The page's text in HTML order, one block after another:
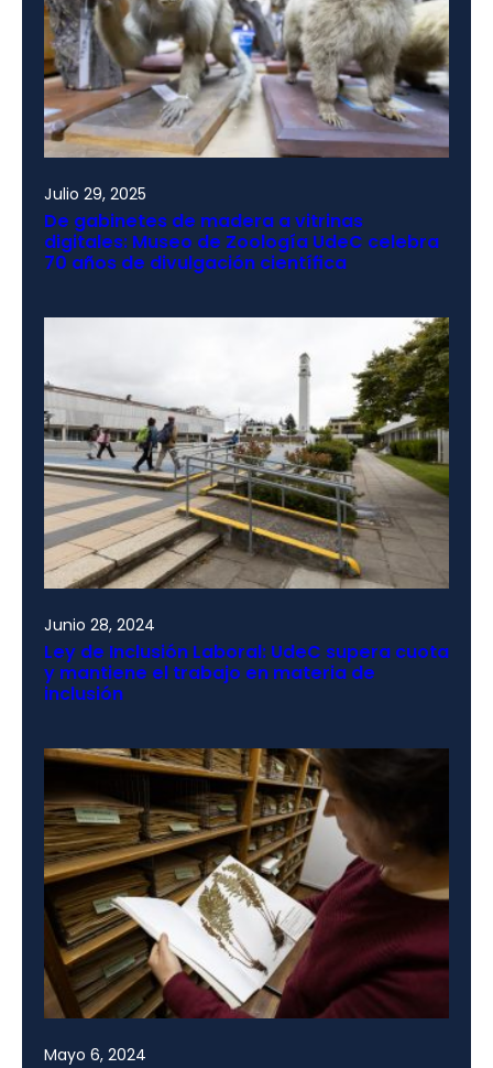
Julio 29, 2025
De gabinetes de madera a vitrinas
digitales: Museo de Zoología UdeC celebra
70 años de divulgación científica
Junio 28, 2024
Ley de Inclusión Laboral: UdeC supera cuota
y mantiene el trabajo en materia de
inclusión
Mayo 6, 2024